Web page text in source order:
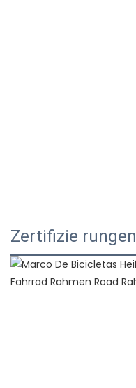
Zertifizie rungen